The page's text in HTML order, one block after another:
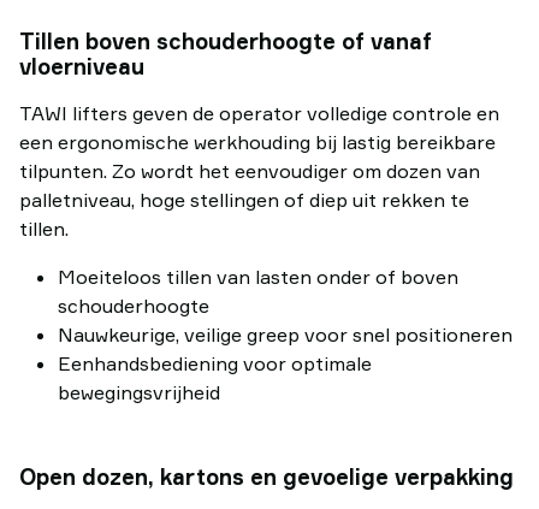
Tillen boven schouderhoogte of vanaf
vloerniveau
TAWI lifters geven de operator volledige controle en
een ergonomische werkhouding bij lastig bereikbare
tilpunten. Zo wordt het eenvoudiger om dozen van
palletniveau, hoge stellingen of diep uit rekken te
tillen.
Moeiteloos tillen van lasten onder of boven
schouderhoogte
Nauwkeurige, veilige greep voor snel positioneren
Eenhandsbediening voor optimale
bewegingsvrijheid
Open dozen, kartons en gevoelige verpakking